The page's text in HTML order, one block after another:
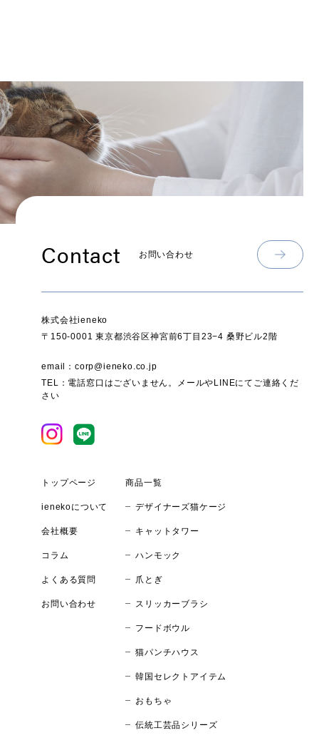
Contact お問い合わせ
株式会社ieneko
〒150-0001 東京都渋谷区神宮前6丁目23−4 桑野ビル2階
email：corp@ieneko.co.jp
TEL：電話窓口はございません。メールやLINEにてご連絡くだ
さい
トップページ
ienekoについて
会社概要
コラム
よくある質問
お問い合わせ
商品一覧
デザイナーズ猫ケージ
キャットタワー
ハンモック
爪とぎ
スリッカーブラシ
フードボウル
猫パンチハウス
韓国セレクトアイテム
おもちゃ
伝統工芸品シリーズ